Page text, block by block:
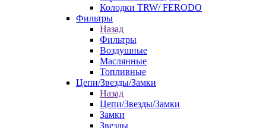
Колодки TRW/ FERODO
Фильтры
Назад
Фильтры
Воздушные
Маслянные
Топливные
Цепи/Звезды/Замки
Назад
Цепи/Звезды/Замки
Замки
Звезды